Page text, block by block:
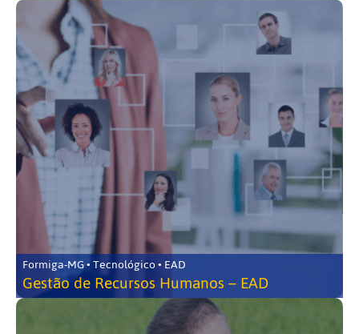
Formiga-MG • Tecnológico • EAD
Gestão de Recursos Humanos – EAD